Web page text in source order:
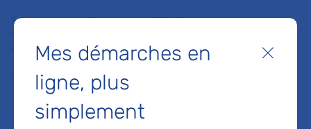
Faites un don à la Fondation de l'AP-HP pour soutenir la
patients et les soignants !
Je fais un don
MON AP-HP
Mes démarches en
ligne, plus
simplement